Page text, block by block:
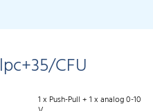
lpc+35/CFU
1 x Push-Pull + 1 x analog 0-10